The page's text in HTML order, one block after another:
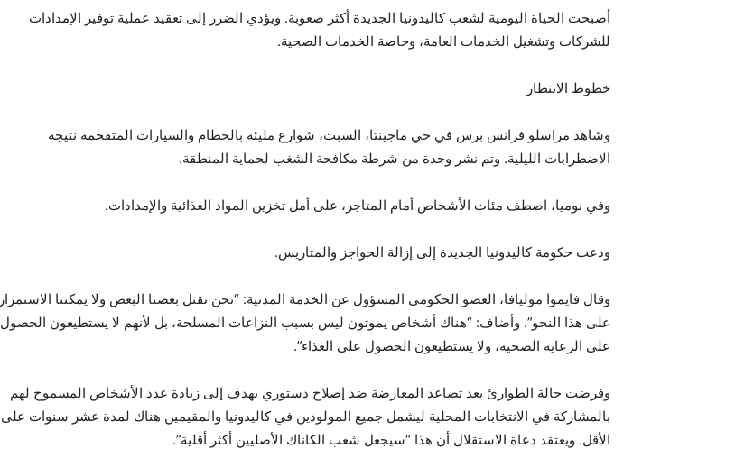
أصبحت الحياة اليومية لشعب كاليدونيا الجديدة أكثر صعوبة. ويؤدي الضرر إلى تعقيد عملية توفير الإمدادات
للشركات وتشغيل الخدمات العامة، وخاصة الخدمات الصحية.
خطوط الانتظار
وشاهد مراسلو فرانس برس في حي ماجينتا، السبت، شوارع مليئة بالحطام والسيارات المتفحمة نتيجة
الاضطرابات الليلية. وتم نشر وحدة من شرطة مكافحة الشغب لحماية المنطقة.
وفي نوميا، اصطف مئات الأشخاص أمام المتاجر، على أمل تخزين المواد الغذائية والإمدادات.
ودعت حكومة كاليدونيا الجديدة إلى إزالة الحواجز والمتاريس.
وقال فايموا موليافا، العضو الحكومي المسؤول عن الخدمة المدنية: “نحن نقتل بعضنا البعض ولا يمكننا الاستمرار
على هذا النحو”. وأضاف: “هناك أشخاص يموتون ليس بسبب النزاعات المسلحة، بل لأنهم لا يستطيعون الحصول
على الرعاية الصحية، ولا يستطيعون الحصول على الغذاء”.
وفرضت حالة الطوارئ بعد تصاعد المعارضة ضد إصلاح دستوري يهدف إلى زيادة عدد الأشخاص المسموح لهم
بالمشاركة في الانتخابات المحلية ليشمل جميع المولودين في كاليدونيا والمقيمين هناك لمدة عشر سنوات على
الأقل. ويعتقد دعاة الاستقلال أن هذا “سيجعل شعب الكاناك الأصليين أكثر أقلية”.